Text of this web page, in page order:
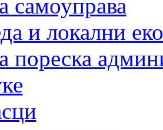
самоуправа
и локални
пореска